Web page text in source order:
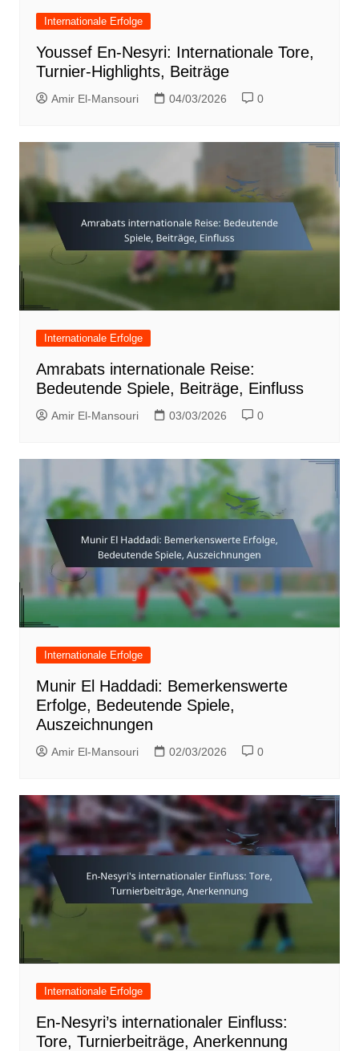
Internationale Erfolge
Youssef En-Nesyri: Internationale Tore,
Turnier-Highlights, Beiträge
Amir El-Mansouri 04/03/2026 0
Internationale Erfolge
Amrabats internationale Reise:
Bedeutende Spiele, Beiträge, Einfluss
Amir El-Mansouri 03/03/2026 0
Internationale Erfolge
Munir El Haddadi: Bemerkenswerte
Erfolge, Bedeutende Spiele,
Auszeichnungen
Amir El-Mansouri 02/03/2026 0
Internationale Erfolge
En-Nesyri’s internationaler Einfluss:
Tore, Turnierbeiträge, Anerkennung